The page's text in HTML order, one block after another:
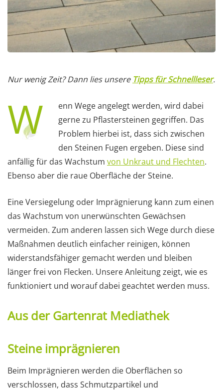
Nur wenig Zeit? Dann lies unsere Tipps für Schnellleser.
W
enn Wege angelegt werden, wird dabei
gerne zu Pflastersteinen gegriffen. Das
Problem hierbei ist, dass sich zwischen
den Steinen Fugen ergeben. Diese sind
anfällig für das Wachstum von Unkraut und Flechten.
Ebenso aber die raue Oberfläche der Steine.
Eine Versiegelung oder Imprägnierung kann zum einen
das Wachstum von unerwünschten Gewächsen
vermeiden. Zum anderen lassen sich Wege durch diese
Maßnahmen deutlich einfacher reinigen, können
widerstandsfähiger gemacht werden und bleiben
länger frei von Flecken. Unsere Anleitung zeigt, wie es
funktioniert und worauf dabei geachtet werden muss.
Aus der Gartenrat Mediathek
Steine imprägnieren
Beim Imprägnieren werden die Oberflächen so
verschlossen, dass Schmutzpartikel und